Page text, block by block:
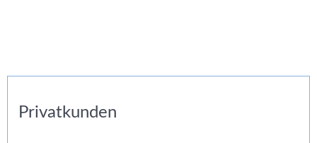
Privatkunden